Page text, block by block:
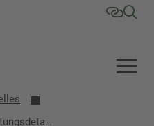
Veranstaltungsdetails